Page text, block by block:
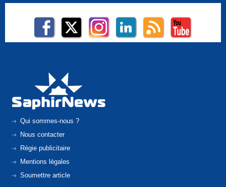
Qui sommes-nous ?
Nous contacter
Régie publicitaire
Mentions légales
Soumettre article